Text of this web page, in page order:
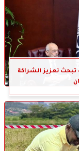
تبحث تعزيز الشراكة